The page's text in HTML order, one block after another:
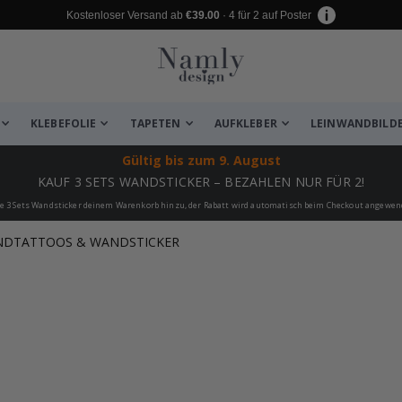
Kostenloser Versand ab €39.00 · 4 für 2 auf Poster
KLEBEFOLIE TAPETEN AUFKLEBER
Gültig bis zum 9. August
KAUF 3 SETS WANDSTICKER – BEZAHLEN NUR FÜR 2!
3 Sets Wandsticker deinem Warenkorb hinzu, der Rabatt wird automatisch beim Checkout
& WANDSTICKER